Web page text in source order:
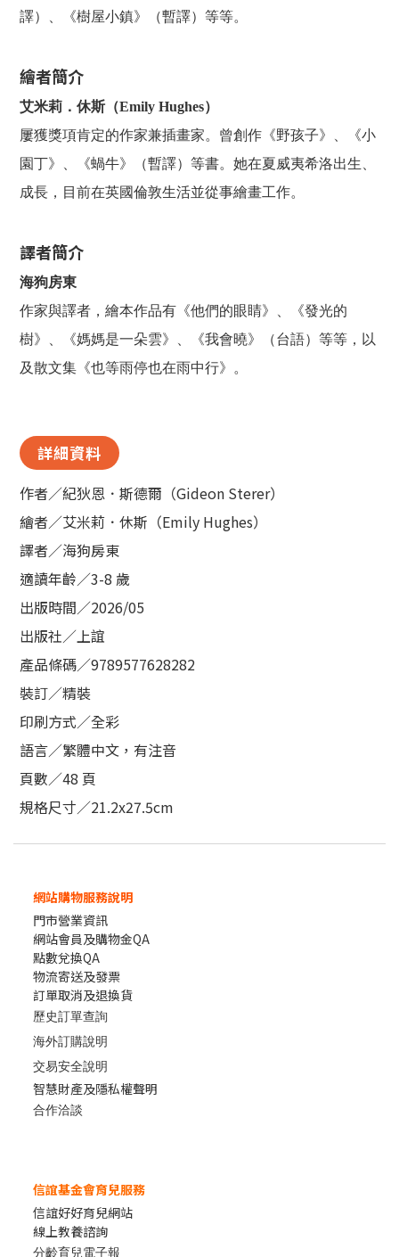
譯）、《樹屋小鎮》（暫譯）等等。
繪者簡介
艾米莉．休斯（Emily Hughes）
屢獲獎項肯定的作家兼插畫家。曾創作《野孩子》、《小
園丁》、《蝸牛》（暫譯）等書。她在夏威夷希洛出生、
成長，目前在英國倫敦生活並從事繪畫工作。
譯者簡介
海狗房東
作家與譯者，繪本作品有《他們的眼睛》、《發光的
樹》、《媽媽是一朵雲》、《我會曉》（台語）等等，以
及散文集《也等雨停也在雨中行》。
詳細資料
作者／紀狄恩．斯德爾（Gideon Sterer）
繪者／艾米莉．休斯（Emily Hughes）
譯者／海狗房東
適讀年齡／3-8 歲
出版時間／2026/05
出版社／上誼
產品條碼／9789577628282
裝訂／精裝
印刷方式／全彩
語言／繁體中文，有注音
頁數／48 頁
規格尺寸／21.2x27.5cm
網站購物服務說明
門市營業資訊
網站會員及購物金QA
點數兌換QA
物流寄送及發票
訂單取消及退換貨
歷史訂單查詢
海外訂購說明
交易安全說明
智慧財產及隱私權聲明
合作洽談
信誼基金會育兒服務
信誼好好育兒網站
線上教養諮詢
分齡育兒電子報